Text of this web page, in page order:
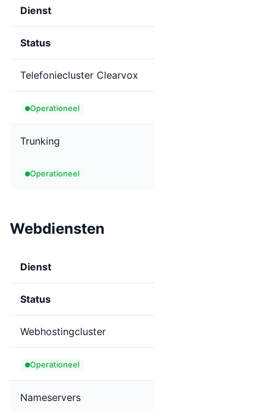
Dienst
Status
Telefoniecluster Clearvox
Operationeel
Trunking
Operationeel
Webdiensten
Dienst
Status
Webhostingcluster
Operationeel
Nameservers